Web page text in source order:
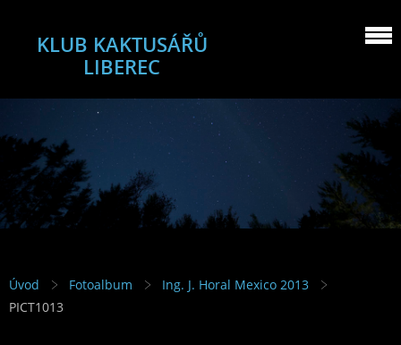
KLUB KAKTUSÁŘŮ
LIBEREC
Úvod Fotoalbum
Ing. J. Horal Mexico 2013
PICT1013